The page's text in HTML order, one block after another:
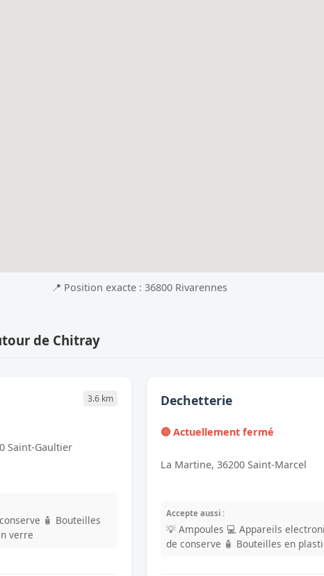
📍 Position exacte : 36800 Rivarennes
de Chitray
3.6 km
Saint-Gaultier
🧴 Bouteilles
verre
Dechetterie
🔴 Actuellement fermé
La Martine, 36200 Saint-Marcel
Accepte aussi :
💡 Ampoules 💻 Appareils
de conserve 🧴 Bouteilles en